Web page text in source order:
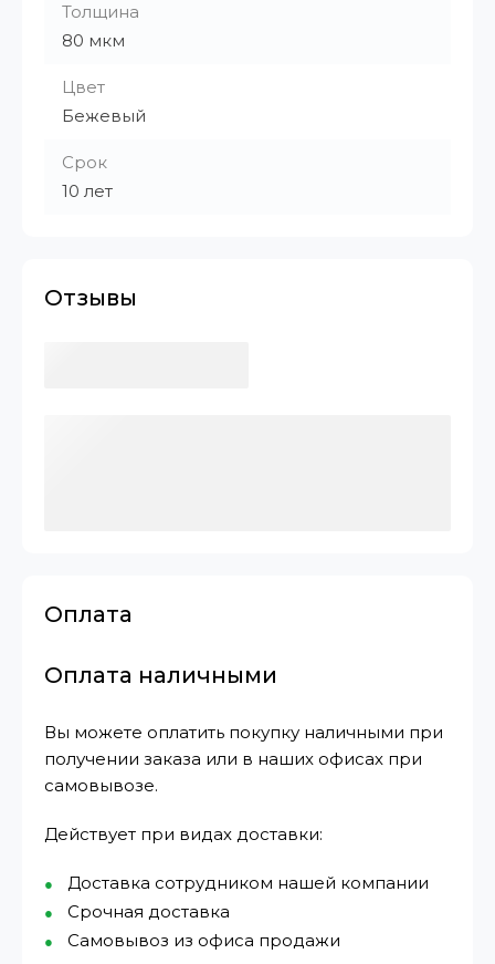
Толщина
80 мкм
Цвет
Бежевый
Срок
10 лет
Отзывы
Оплата
Оплата наличными
Вы можете оплатить покупку наличными при
получении заказа или в наших офисах при
самовывозе.
Действует при видах доставки:
Доставка сотрудником нашей компании
Срочная доставка
Самовывоз из офиса продажи